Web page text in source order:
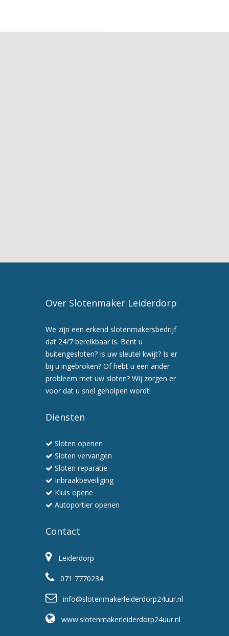
professioneel
Over Slotenmaker Leiderdorp
We zijn een erkend slotenmakersbedrijf
dat 24/7 bereikbaar is. Bent u
buitengesloten? Is uw sleutel kwijt? Is er
bij u ingebroken? Of hebt u een ander
probleem met uw sloten? Wij zorgen er
voor dat u snel geholpen wordt!
Diensten
Sloten openen
Sloten vervangen
Sloten reparatie
Inbraakbeveiliging
Kluis opene
Autoportier openen
Contact
Leiderdorp
071 7770234
info@slotenmakerleiderdorp24uur.nl
www.slotenmakerleiderdorp24uur.nl